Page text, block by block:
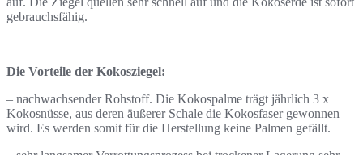
gebrauchsfähig.
Die Vorteile der Kokosziegel:
– nachwachsender Rohstoff. Die Kokospalme trägt jährlich 3 x
Kokosnüsse, aus deren äußerer Schale die Kokosfaser gewonnen
wird. Es werden somit für die Herstellung keine Palmen gefällt.